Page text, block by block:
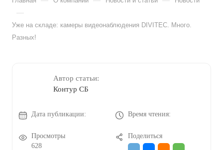
—
Уже на складе: камеры видеонаблюдения DIVITEC. Много.
Разных!
Автор статьи:
Контур СБ
Дата публикации: Время чтения:
Просмотры
628
Поделиться